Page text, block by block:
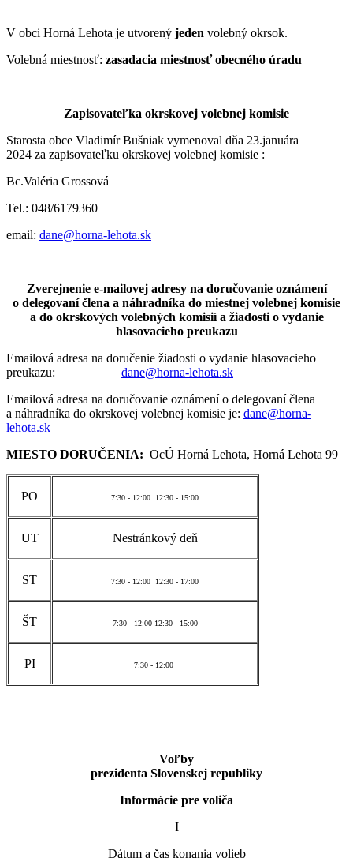
V obci Horná Lehota je utvorený jeden volebný okrsok.
Volebná miestnosť: zasadacia miestnosť obecného úradu
Zapisovateľka okrskovej volebnej komisie
Starosta obce Vladimír Bušniak vymenoval dňa 23.januára
2024 za zapisovateľku okrskovej volebnej komisie :
Bc.Valéria Grossová
Tel.: 048/6179360
email: dane@horna-lehota.sk
Zverejnenie e-mailovej adresy na doručovanie oznámení
o delegovaní člena a náhradníka do miestnej volebnej komisie
a do okrskových volebných komisií a žiadosti o vydanie
hlasovacieho preukazu
Emailová adresa na doručenie žiadosti o vydanie hlasovacieho
preukazu: dane@horna-lehota.sk
Emailová adresa na doručovanie oznámení o delegovaní člena
a náhradníka do okrskovej volebnej komisie je: dane@horna-
lehota.sk
MIESTO DORUČENIA: OcÚ Horná Lehota, Horná Lehota 99
PO 7:30 - 12:00 12:30 - 15:00
UT Nestránkový deň
ST 7:30 - 12:00 12:30 - 17:00
ŠT 7:30 - 12:00 12:30 - 15:00
PI 7:30 - 12:00
Voľby
prezidenta Slovenskej republiky
Informácie pre voliča
I
Dátum a čas konania volieb